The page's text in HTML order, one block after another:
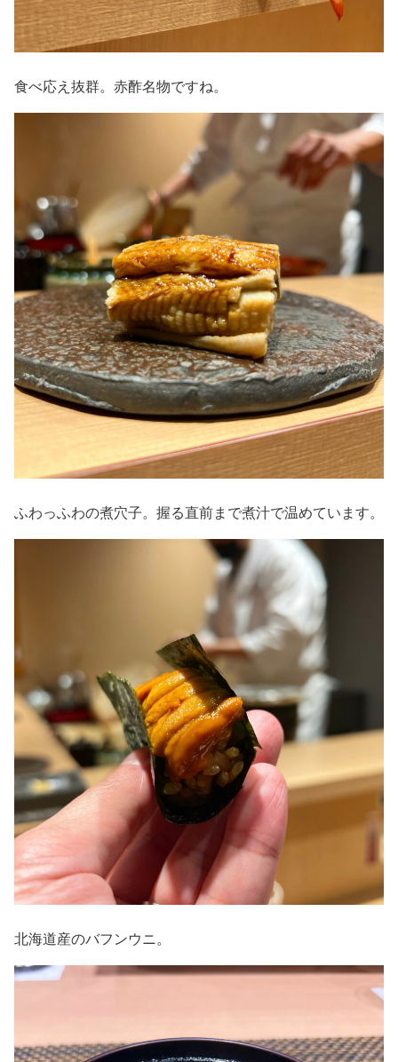
食べ応え抜群。赤酢名物ですね。
ふわっふわの煮穴子。握る直前まで煮汁で温めています。
北海道産のバフンウニ。